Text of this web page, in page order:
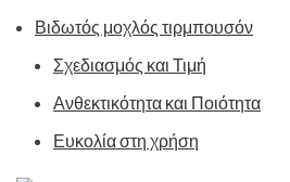
Βιδωτός μοχλός τιρμπουσόν
Σχεδιασμός και Τιμή
Ανθεκτικότητα και Ποιότητα
Ευκολία στη χρήση